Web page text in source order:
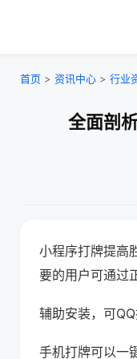
首页 > 资讯中心 > 行业
全面剖
小程序打牌提高
要的用户可通过
辅助安装，可
手机打牌可以一